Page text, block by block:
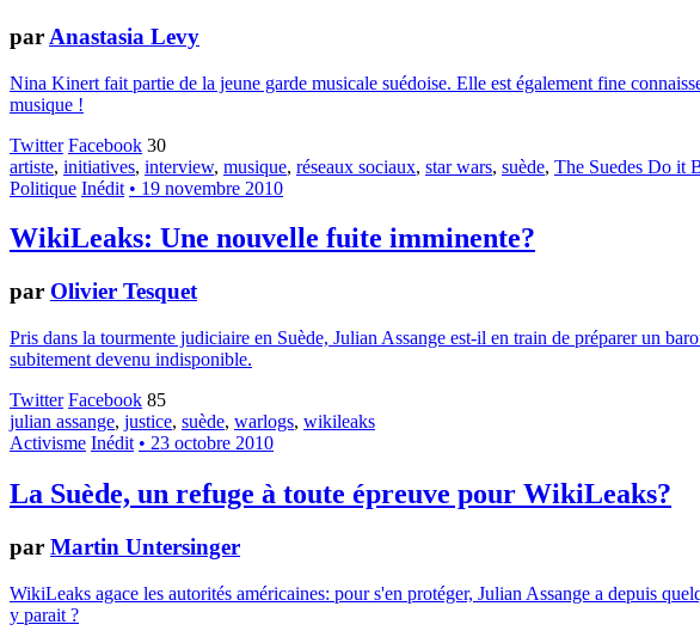
par Anastasia Levy
Nina Kinert fait partie de la jeune garde musicale suédoise. Elle est également fine
musique !
Twitter Facebook 30
artiste, initiatives, interview, musique, réseaux sociaux, star wars, suède, The Suedes Do it
Politique Inédit • 19 novembre 2010
WikiLeaks: Une nouvelle fuite imminente?
par Olivier Tesquet
Pris dans la tourmente judiciaire en Suède, Julian Assange est-il en train de préparer un
subitement devenu indisponible.
Twitter Facebook 85
julian assange, justice, suède, warlogs, wikileaks
Activisme Inédit • 23 octobre 2010
La Suède, un refuge à toute épreuve pour WikiLeaks?
par Martin Untersinger
WikiLeaks agace les autorités américaines: pour s'en protéger, Julian Assange a depuis
y parait ?